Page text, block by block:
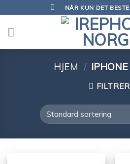
to
content
NÅR KUN DET
HJEM /
FILTRER